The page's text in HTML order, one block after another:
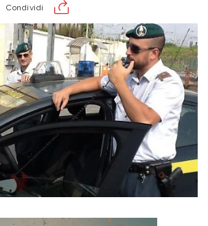
Condividi